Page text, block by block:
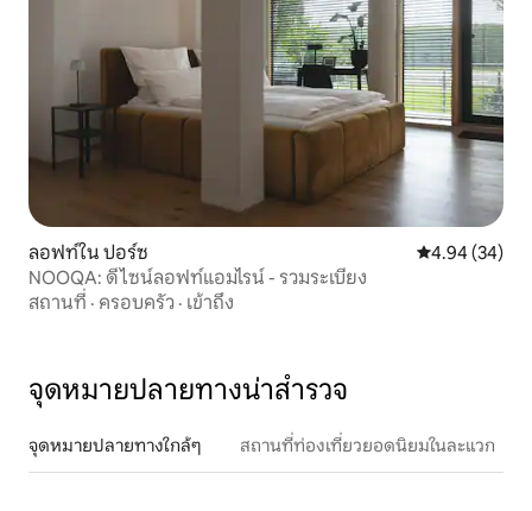
ลอฟท์ใน ปอร์ซ คะแนนเฉลี่ย
4.94 (34)
NOOQA: ดีไซน์ลอฟท์แอมไรน์ - รวมระเบียง
สถานที่ · ครอบครัว · เข้าถึง
จุดหมายปลายทางน่าสำรวจ
จุดหมายปลายทางใกล้ๆ สถานที่ท่องเที่ยวยอดนิยมในละแวก